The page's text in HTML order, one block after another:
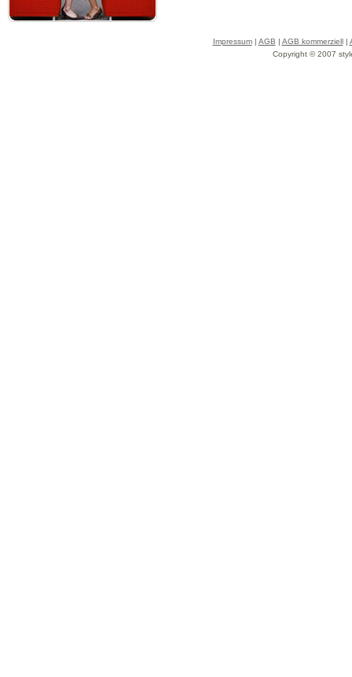
Impressum| AGB | AGB kommerziell|
Copyright © 2007